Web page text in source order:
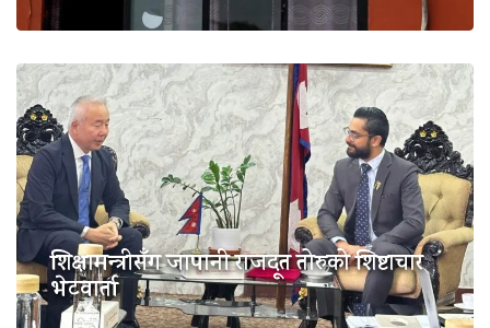
शिक्षामन्त्रीसँग जापानी राजदूत तोरुको शिष्टाचार
भेटवार्ता